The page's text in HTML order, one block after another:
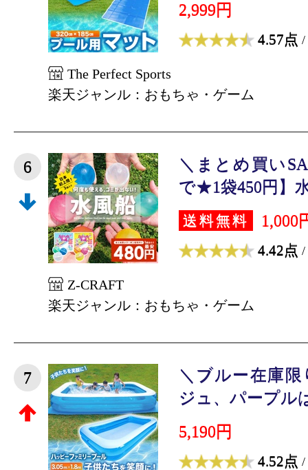
2,999円
4.57点 /
The Perfect Sports
楽天ジャンル：おもちゃ・ゲーム
6
＼まとめ買い
で★1袋450円】
送料無料 1,000
4.42点 /
Z-CRAFT
楽天ジャンル：おもちゃ・ゲーム
7
＼ブルー在庫
ジュ、パープル
5,190円
4.52点 /